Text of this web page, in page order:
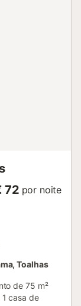
72 por noite
Toalhas
de 75 m²
casa de